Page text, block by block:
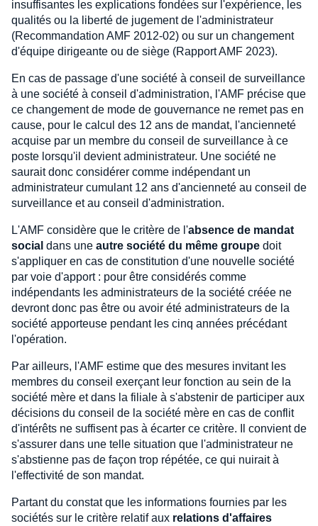
insuffisantes les explications fondées sur l'expérience, les
qualités ou la liberté de jugement de l'administrateur
(Recommandation AMF 2012-02) ou sur un changement
d'équipe dirigeante ou de siège (Rapport AMF 2023).
En cas de passage d'une société à conseil de surveillance
à une société à conseil d'administration, l'AMF précise que
ce changement de mode de gouvernance ne remet pas en
cause, pour le calcul des 12 ans de mandat, l'ancienneté
acquise par un membre du conseil de surveillance à ce
poste lorsqu'il devient administrateur. Une société ne
saurait donc considérer comme indépendant un
administrateur cumulant 12 ans d'ancienneté au conseil de
surveillance et au conseil d'administration.
L'AMF considère que le critère de l'absence de mandat
social dans une autre société du même groupe doit
s'appliquer en cas de constitution d'une nouvelle société
par voie d'apport : pour être considérés comme
indépendants les administrateurs de la société créée ne
devront donc pas être ou avoir été administrateurs de la
société apporteuse pendant les cinq années précédant
l'opération.
Par ailleurs, l'AMF estime que des mesures invitant les
membres du conseil exerçant leur fonction au sein de la
société mère et dans la filiale à s'abstenir de participer aux
décisions du conseil de la société mère en cas de conflit
d'intérêts ne suffisent pas à écarter ce critère. Il convient de
s'assurer dans une telle situation que l'administrateur ne
s'abstienne pas de façon trop répétée, ce qui nuirait à
l'effectivité de son mandat.
Partant du constat que les informations fournies par les
sociétés sur le critère relatif aux relations d'affaires